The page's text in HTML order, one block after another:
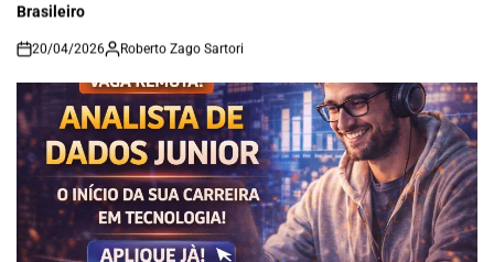
Brasileiro
on
20/04/2026 Roberto Zago Sartori